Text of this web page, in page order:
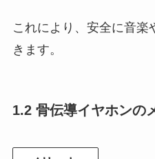
これにより、安全に音楽
きます。
1.2 骨伝導イヤホンの